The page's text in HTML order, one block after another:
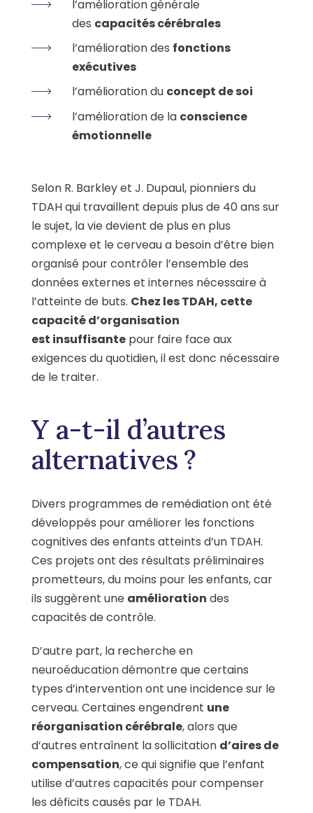
l’amélioration générale
des capacités cérébrales
l’amélioration des fonctions
exécutives
l’amélioration du concept de soi
l’amélioration de la conscience
émotionnelle
Selon R. Barkley et J. Dupaul, pionniers du
TDAH qui travaillent depuis plus de 40 ans sur
le sujet, la vie devient de plus en plus
complexe et le cerveau a besoin d’être bien
organisé pour contrôler l’ensemble des
données externes et internes nécessaire à
l’atteinte de buts. Chez les TDAH, cette
capacité d’organisation
est insuffisante pour faire face aux
exigences du quotidien, il est donc nécessaire
de le traiter.
Y a-t-il d’autres
alternatives ?
Divers programmes de remédiation ont été
développés pour améliorer les fonctions
cognitives des enfants atteints d’un TDAH.
Ces projets ont des résultats préliminaires
prometteurs, du moins pour les enfants, car
ils suggèrent une amélioration des
capacités de contrôle.
D’autre part, la recherche en
neuroéducation démontre que certains
types d’intervention ont une incidence sur le
cerveau. Certaines engendrent une
réorganisation cérébrale, alors que
d’autres entraînent la sollicitation d’aires de
compensation, ce qui signifie que l’enfant
utilise d’autres capacités pour compenser
les déficits causés par le TDAH.